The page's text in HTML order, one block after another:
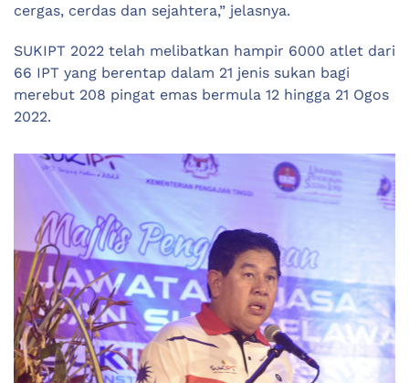
cergas, cerdas dan sejahtera,” jelasnya.
SUKIPT 2022 telah melibatkan hampir 6000 atlet dari
66 IPT yang berentap dalam 21 jenis sukan bagi
merebut 208 pingat emas bermula 12 hingga 21 Ogos
2022.